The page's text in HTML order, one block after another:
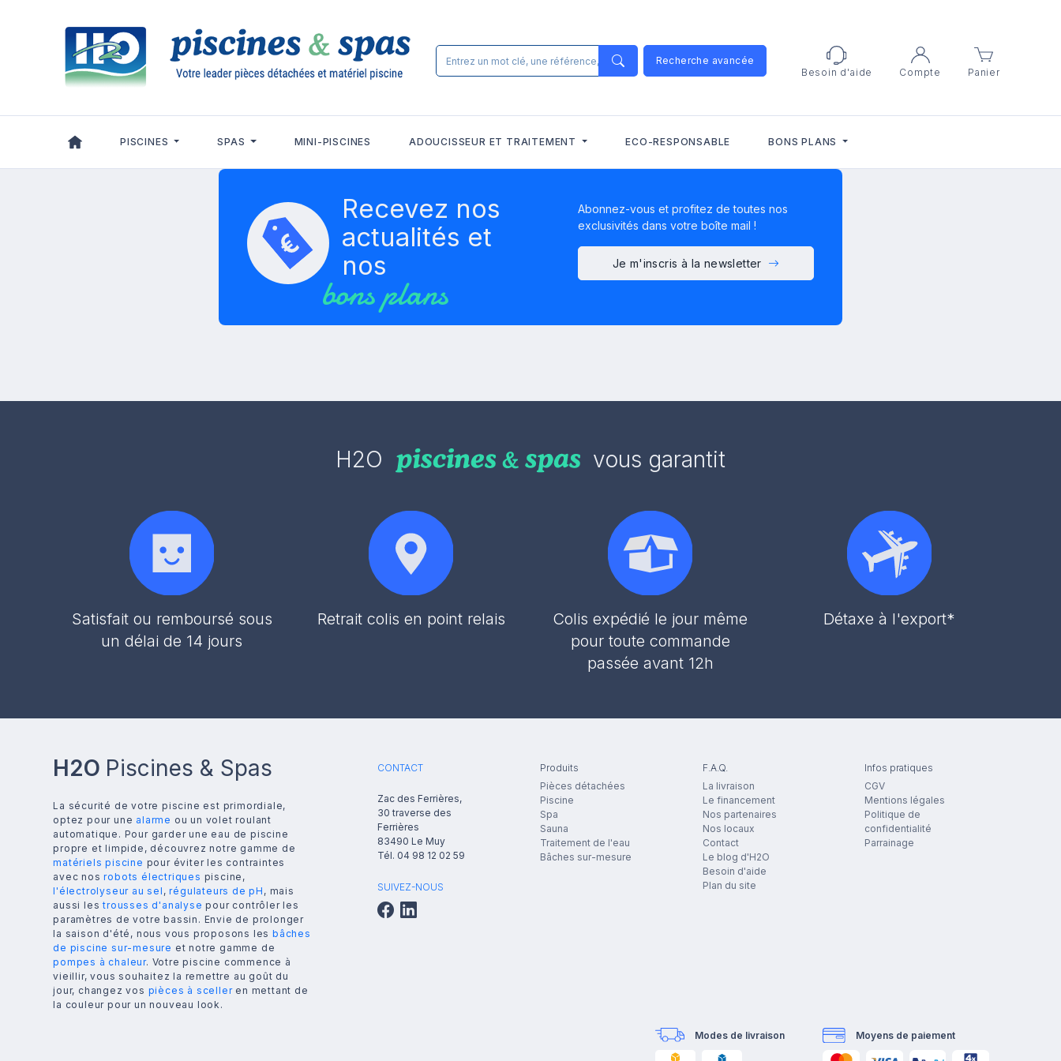
Recherche avancée
Besoin d'aide
Compte Panier
PISCINES SPAS MINI-PISCINES ADOUCISSEUR ET TRAITEMENT ECO-RESPONSABLE BONS PLANS
Recevez nos
actualités et
nos
bons plans
Abonnez-vous et profitez de toutes nos
exclusivités dans votre boîte mail !
Je m'inscris à la newsletter
H2O vous garantit
Satisfait ou remboursé sous
un délai de 14 jours
Retrait colis en point relais
Colis expédié le jour même
pour toute commande
passée avant 12h
Détaxe à l'export*
H2O Piscines & Spas
La sécurité de votre piscine est primordiale,
optez pour une alarme ou un volet roulant
automatique. Pour garder une eau de piscine
propre et limpide, découvrez notre gamme de
matériels piscine pour éviter les contraintes
avec nosrobots électriques piscine,
l'électrolyseur au sel ,régulateurs de pH , mais
aussi lestrousses d'analyse pour contrôler les
paramètres de votre bassin. Envie de prolonger
la saison d'été, nous vous proposons les bâches
de piscine sur-mesure et notre gamme de
pompes à chaleur. Votre piscine commence à
vieillir, vous souhaitez la remettre au goût du
jour, changez vos pièces à scelleren mettant de
la couleur pour un nouveau look.
CONTACT
Zac des Ferrières,
30 traverse des
Ferrières
83490 Le Muy
Tél. 04 98 12 02 59
SUIVEZ-NOUS
Produits
Pièces détachées
Piscine
Spa
Sauna
Traitement de l'eau
Bâches sur-mesure
F.A.Q.
La livraison
Le financement
Nos partenaires
Nos locaux
Contact
Le blog d'H2O
Besoin d'aide
Plan du site
Infos pratiques
CGV
Mentions légales
Politique de
confidentialité
Parrainage
Modes de livraison Moyens de paiement